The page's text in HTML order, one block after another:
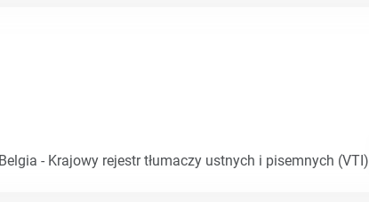
- Krajowy rejestr tłumaczy ustnych i pisemnych (VTI)